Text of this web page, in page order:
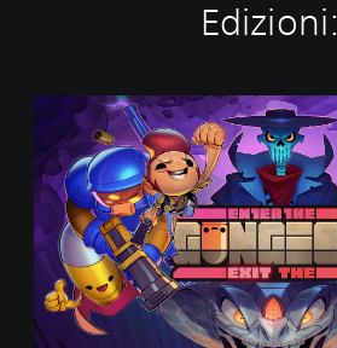
Edizioni:
n
t
x
E
t
t